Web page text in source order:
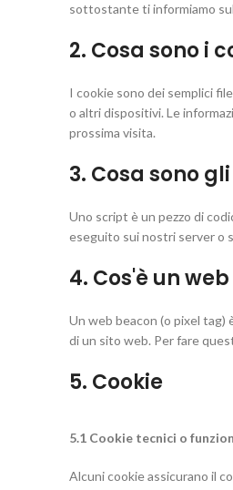
sottostante ti informiamo
2. Cosa sono i
I cookie sono dei semplici
o altri dispositivi. Le
prossima visita.
3. Cosa sono
Uno script è un pezzo di
eseguito sui nostri server o
4. Cos'è un
Un web beacon (o pixel tag)
di un sito web. Per fare
5. Cookie
5.1 Cookie tecnici o
Alcuni cookie assicurano il